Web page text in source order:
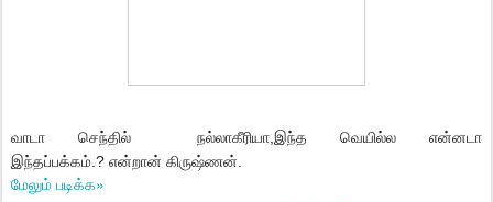
வாடா செந்தில் நல்லாகீரியா, இந்த வெயில்ல என்னடா
இந்தப்பக்கம்.? என்றான் கிருஷ்ணன்.
மேலும் படிக்க»